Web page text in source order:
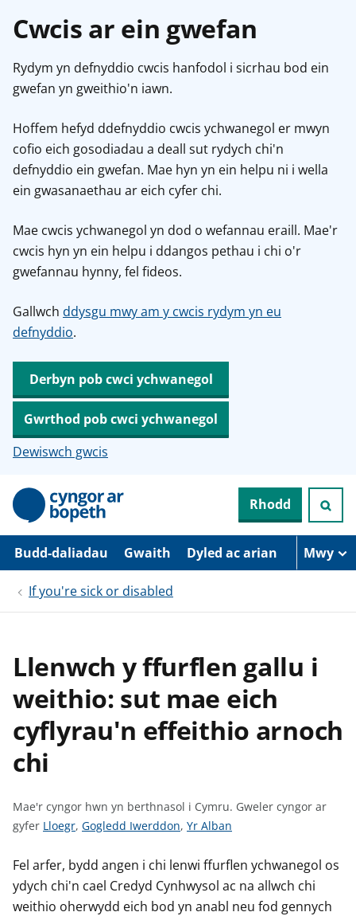
Cwcis ar ein gwefan
Rydym yn defnyddio cwcis hanfodol i sicrhau bod ein
gwefan yn gweithio'n iawn.
Hoffem hefyd ddefnyddio cwcis ychwanegol er mwyn
cofio eich gosodiadau a deall sut rydych chi'n
defnyddio ein gwefan. Mae hyn yn ein helpu ni i wella
ein gwasanaethau ar eich cyfer chi.
Mae cwcis ychwanegol yn dod o wefannau eraill. Mae'r
cwcis hyn yn ein helpu i ddangos pethau i chi o'r
gwefannau hynny, fel fideos.
Gallwch ddysgu mwy am y cwcis rydym yn eu
defnyddio.
Derbyn pob cwci ychwanegol
Gwrthod pob cwci ychwanegol
Dewiswch gwcis
N
d
r
w
Rhodd
Budd-daliadau Gwaith Dyled ac arian Mwy
If you're sick or disabled
Llenwch y ffurflen gallu i
weithio: sut mae eich
cyflyrau'n effeithio arnoch
chi
Mae'r cyngor hwn yn berthnasol i Cymru. Gweler cyngor ar
gyfer G
e
l
e
Lloegr, G
e
l
e
Gogledd Iwerddon, G
e
l
e
Yr Alban
Fel arfer, bydd angen i chi lenwi ffurflen ychwanegol os
ydych chi'n cael Credyd Cynhwysol ac na allwch chi
weithio oherwydd eich bod yn anabl neu fod gennych